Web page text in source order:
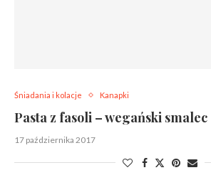
Śniadania i kolacje Kanapki
Pasta z fasoli – wegański smalec
17 października 2017